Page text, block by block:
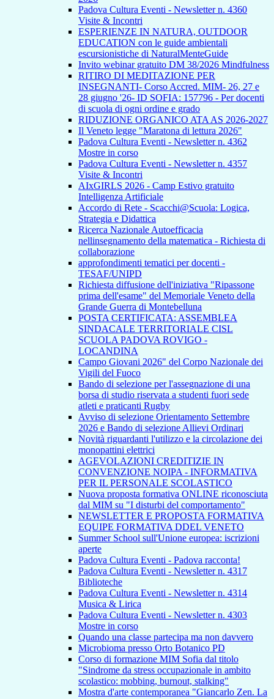
Padova Cultura Eventi - Newsletter n. 4360
Visite & Incontri
ESPERIENZE IN NATURA, OUTDOOR
EDUCATION con le guide ambientali
escursionistiche di NaturalMenteGuide
Invito webinar gratuito DM 38/2026 Mindfulness
RITIRO DI MEDITAZIONE PER
INSEGNANTI- Corso Accred. MIM- 26, 27 e
28 giugno '26- ID SOFIA: 157796 - Per docenti
di scuola di ogni ordine e grado
RIDUZIONE ORGANICO ATA AS 2026-2027
Il Veneto legge "Maratona di lettura 2026"
Padova Cultura Eventi - Newsletter n. 4362
Mostre in corso
Padova Cultura Eventi - Newsletter n. 4357
Visite & Incontri
AIxGIRLS 2026 - Camp Estivo gratuito
Intelligenza Artificiale
Accordo di Rete - Scacchi@Scuola: Logica,
Strategia e Didattica
Ricerca Nazionale Autoefficacia
nellinsegnamento della matematica - Richiesta di
collaborazione
approfondimenti tematici per docenti -
TESAF/UNIPD
Richiesta diffusione dell'iniziativa "Ripassone
prima dell'esame" del Memoriale Veneto della
Grande Guerra di Montebelluna
POSTA CERTIFICATA: ASSEMBLEA
SINDACALE TERRITORIALE CISL
SCUOLA PADOVA ROVIGO -
LOCANDINA
Campo Giovani 2026" del Corpo Nazionale dei
Vigili del Fuoco
Bando di selezione per l'assegnazione di una
borsa di studio riservata a studenti fuori sede
atleti e praticanti Rugby
Avviso di selezione Orientamento Settembre
2026 e Bando di selezione Allievi Ordinari
Novità riguardanti l'utilizzo e la circolazione dei
monopattini elettrici
AGEVOLAZIONI CREDITIZIE IN
CONVENZIONE NOIPA - INFORMATIVA
PER IL PERSONALE SCOLASTICO
Nuova proposta formativa ONLINE riconosciuta
dal MIM su "I disturbi del comportamento"
NEWSLETTER E PROPOSTA FORMATIVA
EQUIPE FORMATIVA DDEL VENETO
Summer School sull'Unione europea: iscrizioni
aperte
Padova Cultura Eventi - Padova racconta!
Padova Cultura Eventi - Newsletter n. 4317
Biblioteche
Padova Cultura Eventi - Newsletter n. 4314
Musica & Lirica
Padova Cultura Eventi - Newsletter n. 4303
Mostre in corso
Quando una classe partecipa ma non davvero
Microbioma presso Orto Botanico PD
Corso di formazione MIM Sofia dal titolo
"Sindrome da stress occupazionale in ambito
scolastico: mobbing, burnout, stalking"
Mostra d'arte contemporanea "Giancarlo Zen. La